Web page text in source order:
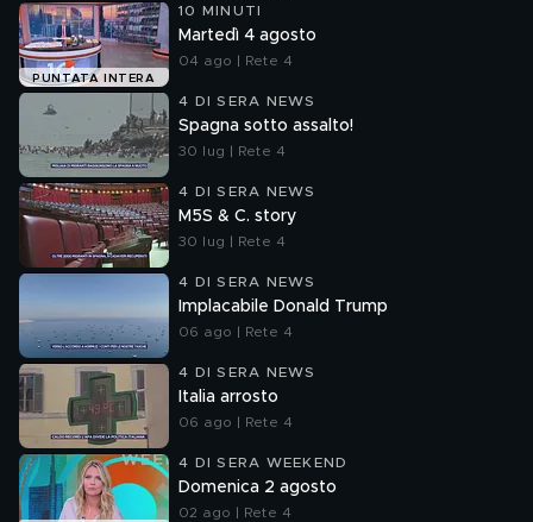
PUNTATA INTERA
10 MINUTI
Martedì 4 agosto
04 ago | Rete 4
4 DI SERA NEWS
Spagna sotto assalto!
30 lug | Rete 4
4 DI SERA NEWS
M5S & C. story
30 lug | Rete 4
4 DI SERA NEWS
Implacabile Donald Trump
06 ago | Rete 4
4 DI SERA NEWS
Italia arrosto
06 ago | Rete 4
4 DI SERA WEEKEND
Domenica 2 agosto
02 ago | Rete 4